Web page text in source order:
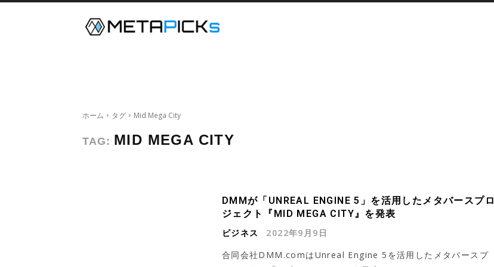
ホーム タグ Mid Mega City
TAG: MID MEGA CITY
DMMが「UNREAL ENGINE 5」を活用したメタバースプロ
ジェクト『MID MEGA CITY』を発表
ビジネス
2022年9月9日
合同会社DMM.comはUnreal Engine 5を活用したメタバースプ